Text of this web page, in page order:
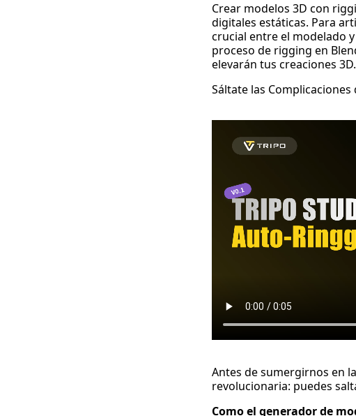
Crear modelos 3D con
digitales estáticas. Para
crucial entre el modelado
proceso de rigging en
elevarán tus creaciones 3D.
Sáltate las
Antes de sumergirnos en
revolucionaria: puedes
Como el generador de